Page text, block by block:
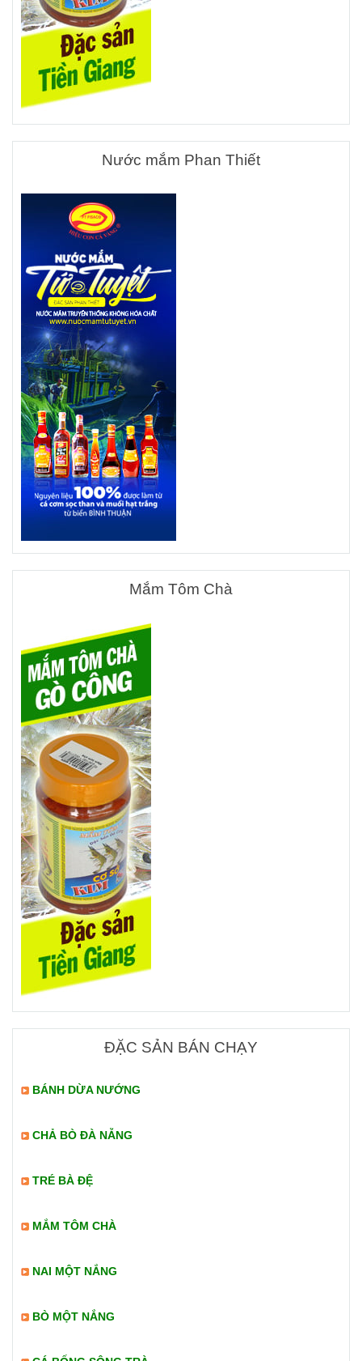
Nước mắm Phan Thiết
Mắm Tôm Chà
ĐẶC SẢN BÁN CHẠY
BÁNH DỪA NƯỚNG
CHẢ BÒ ĐÀ NẴNG
TRÉ BÀ ĐỆ
MẮM TÔM CHÀ
NAI MỘT NẮNG
BÒ MỘT NẮNG